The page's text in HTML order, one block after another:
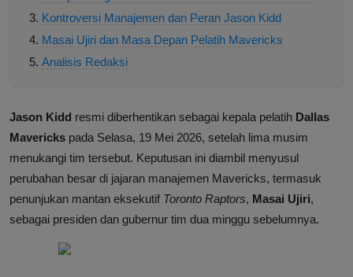
Kontroversi Manajemen dan Peran Jason Kidd
Masai Ujiri dan Masa Depan Pelatih Mavericks
Analisis Redaksi
Jason Kidd resmi diberhentikan sebagai kepala pelatih Dallas
Mavericks pada Selasa, 19 Mei 2026, setelah lima musim
menukangi tim tersebut. Keputusan ini diambil menyusul
perubahan besar di jajaran manajemen Mavericks, termasuk
penunjukan mantan eksekutif Toronto Raptors, Masai Ujiri,
sebagai presiden dan gubernur tim dua minggu sebelumnya.